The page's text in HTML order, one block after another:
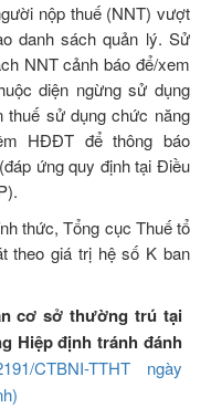
nộp thuế (NNT) vượt
danh sách quản lý. Sử
NNT cảnh báo để/xem
diện ngừng sử dụng
thuế sử dụng chức năng
HĐĐT để thông báo
ứng quy định tại Điều
thức, Tổng cục Thuế tổ
theo giá trị hệ số K ban
cơ sở thường trú tại
Hiệp định tránh đánh
CTBNI-TTHT ngày